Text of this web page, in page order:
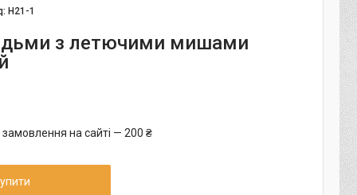
Н21-1
з летючими мишами
на сайті — 200 ₴